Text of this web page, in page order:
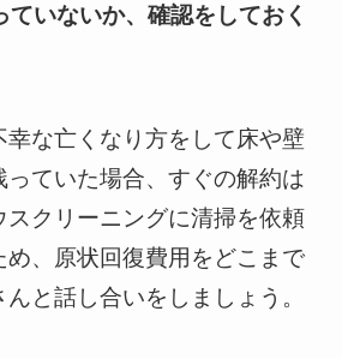
ていないか、確認をしておく
幸な亡くなり方をして床や壁
っていた場合、すぐの解約は
スクリーニングに清掃を依頼
、原状回復費用をどこまで
と話し合いをしましょう。